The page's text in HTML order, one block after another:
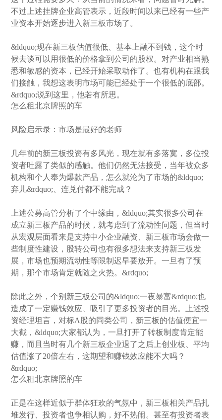
不过上述挂牌企业高管表示，近段时间以来已经有一些产
业资本开始逐步进入新三板市场了。
&ldquo;现在新三板估值很低、基本上融不到钱，这个时
候去谈可以用很低的价格拿到公司的股权。对产业相当熟
悉和敏感的资本，已经开始采取动作了。也有机构在跟我
们接触，我想这表明市场可能已经处于一个很低的底部。
&rdquo;说到这里，他若有所思。
怎么租北京牌照的车
风险启示录：市场是最好的老师
几年前的新三板投资有多风光，现在就有多落寞，多位投
资者吐露了类似的感触。他们仍然无法接受，当年被众多
机构和个人奉为爆款产品，怎么就沦为了市场的&ldquo;
弃儿&rdquo;、连兑付都不能完成？
上述公募高管分析了个中缘由，&ldquo;其实很多公司在
成立新三板产品的时候，就考虑到了流动性问题，但当时
从宏观层面看来是支持中小企业融资、新三板市场会做一
些制度性建设，股转公司也有很多想法来支持新三板发
展，市场也预期流动性等限制迟早要放开。一旦有了预
期，那个市场肯定就随之火热。&rdquo;
除此之外，个别新三板公司的&ldquo;一夜暴富&rdquo;也
造成了一定赚钱效应、吸引了更多投资者的目光。上述投
资经理坦言，对标A股的同类公司，新三板的估值便宜一
大截，&ldquo;大家都认为，一旦打开了转板制度肯定能
赚，而且当时有几个新三板企业退了之后上创业板、平均
估值涨了20倍左右，这期望和赚钱效应能不大吗？
&rdquo;
怎么租北京牌照的车
正是在这样近似于群体狂欢的气氛中，新三板相关产品扎
堆发行、投资者也争相认购，好不热闹。甚至有投资者表